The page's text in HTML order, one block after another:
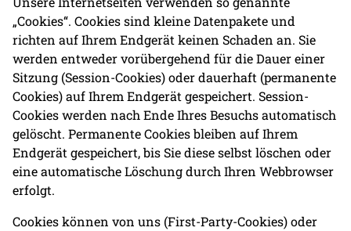
„Cookies“. Cookies sind kleine Datenpakete und
richten auf Ihrem Endgerät keinen Schaden an. Sie
werden entweder vorübergehend für die Dauer einer
Sitzung (Session-Cookies) oder dauerhaft (permanente
Cookies) auf Ihrem Endgerät gespeichert. Session-
Cookies werden nach Ende Ihres Besuchs automatisch
gelöscht. Permanente Cookies bleiben auf Ihrem
Endgerät gespeichert, bis Sie diese selbst löschen oder
eine automatische Löschung durch Ihren Webbrowser
erfolgt.
Cookies können von uns (First-Party-Cookies) oder